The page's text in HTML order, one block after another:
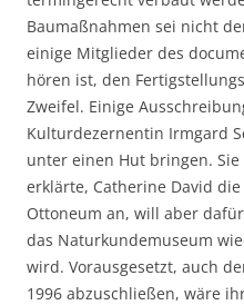
Baumaßnahmen sei nicht
einige Mitglieder des
hören ist, den
Zweifel. Einige
Kulturdezernentin Irmgard
unter einen Hut bringen.
erklärte, Catherine David
Ottoneum an, will aber
das Naturkundemuseum
wird. Vorausgesetzt, auch
1996 abzuschließen, wäre